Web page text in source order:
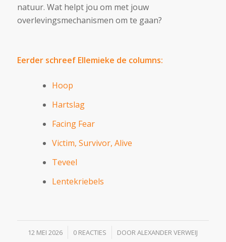
natuur. Wat helpt jou om met jouw
overlevingsmechanismen om te gaan?
Eerder schreef Ellemieke de columns:
Hoop
Hartslag
Facing Fear
Victim, Survivor, Alive
Teveel
Lentekriebels
12 MEI 2026
/ 0 REACTIES
/ DOORALEXANDER VERWEIJ